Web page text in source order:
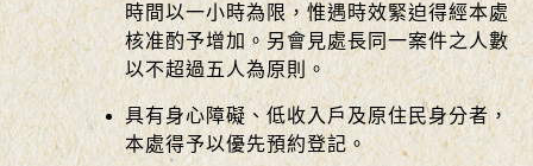
時間以一小時為限，惟遇時效緊迫得經本處
核准酌予增加。另會見處長同一案件之人數
以不超過五人為原則。
具有身心障礙、低收入戶及原住民身分者，
本處得予以優先預約登記。